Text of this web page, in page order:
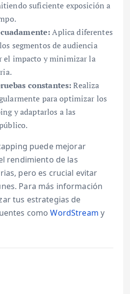
suficiente exposición a
Aplica diferentes
segmentos de audiencia
el impacto y minimizar la
constantes:Realiza
para optimizar los
y adaptarlos a las
puede mejorar
rendimiento de las
pero es crucial evitar
Para más información
tus estrategias de
comoWordStream y